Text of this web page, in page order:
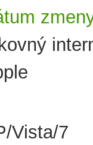
Vista/7